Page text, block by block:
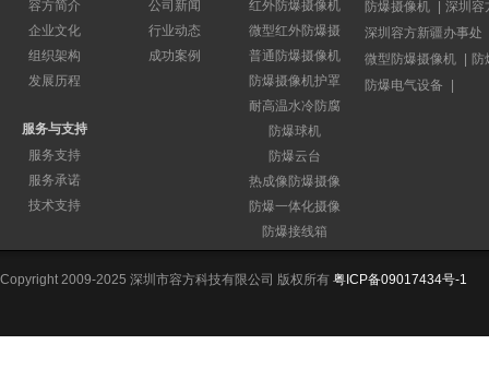
容方简介
企业文化
组织架构
发展历程
服务与支持
服务支持
服务承诺
技术支持
公司新闻
行业动态
成功案例
红外防爆摄像机
微型红外防爆摄
普通防爆摄像机
防爆摄像机护罩
耐高温水冷防腐
防爆球机
防爆云台
热成像防爆摄像
防爆一体化摄像
防爆接线箱
防爆摄像机
深圳容
深圳容方新疆办事处
微型防爆摄像机
防
防爆电气设备
Copyright 2009-2025 深圳市容方科技有限公司 版权所有 粤ICP备09017434号-1